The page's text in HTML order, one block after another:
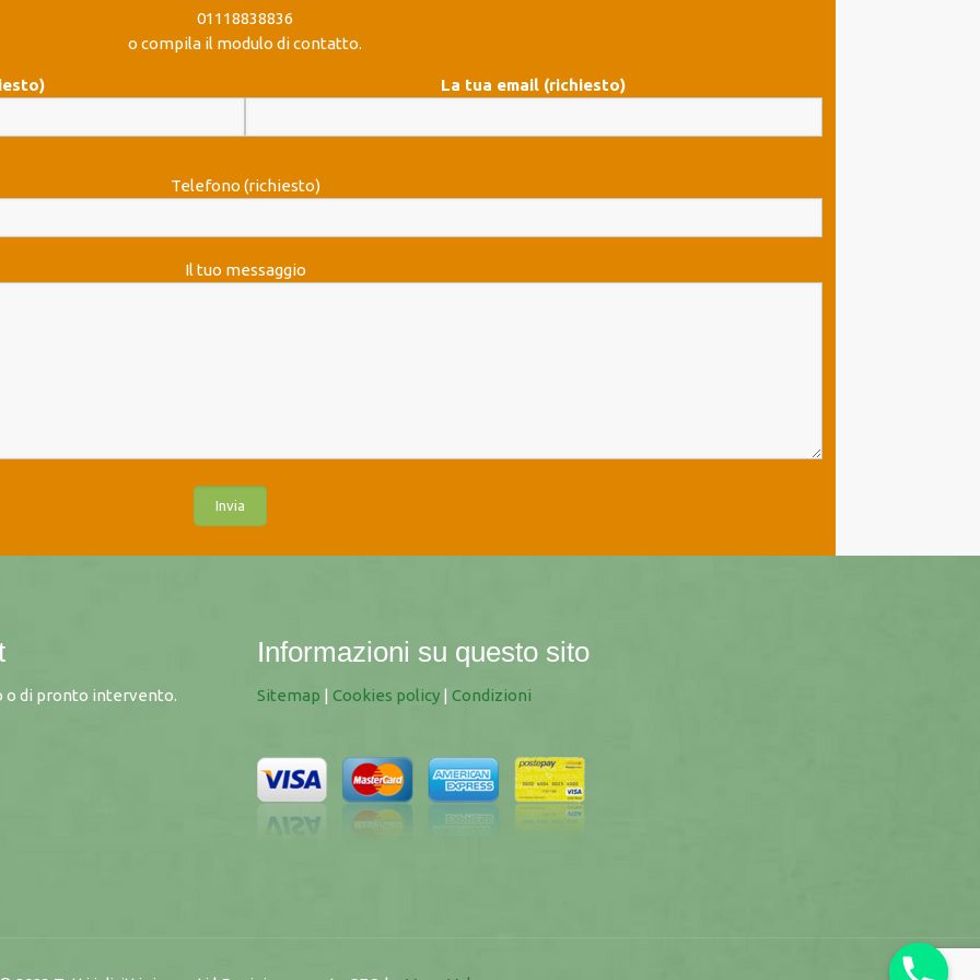
01118838836
o compila il modulo di contatto.
La tua email (richiesto)
Telefono (richiesto)
Il tuo messaggio
o di pronto intervento.
Informazioni su questo sito
Sitemap | Cookies policy | Condizioni